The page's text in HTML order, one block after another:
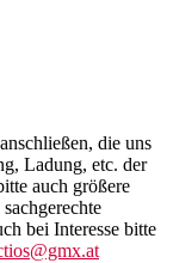
die uns
Ladung, etc. der
auch größere
bei Interesse bitte